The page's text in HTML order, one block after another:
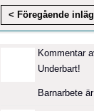
< Föregående
Kommentar
Underbart!
Barnarbete